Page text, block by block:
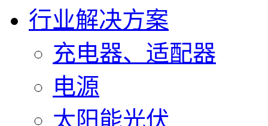
行业解决方案
充电器、适配器
电源
太阳能光伏